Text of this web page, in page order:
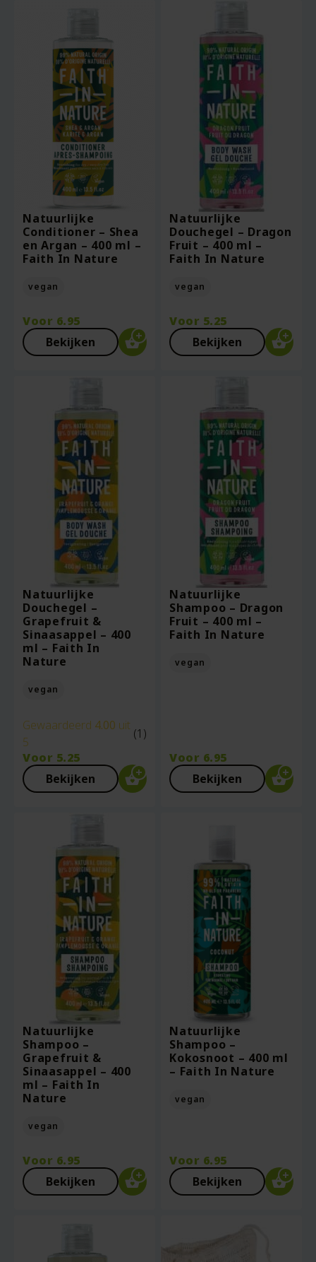
Natuurlijke
Conditioner – Shea
en Argan – 400 ml –
Faith In Nature
vegan
Voor 6.95
Bekijken
Natuurlijke
Douchegel – Dragon
Fruit – 400 ml –
Faith In Nature
vegan
Voor 5.25
Bekijken
Natuurlijke
Douchegel –
Grapefruit &
Sinaasappel – 400
ml – Faith In
Nature
vegan
Gewaardeerd 4.00 uit
5
(1)
Voor 5.25
Bekijken
Natuurlijke
Shampoo – Dragon
Fruit – 400 ml –
Faith In Nature
vegan
Voor 6.95
Bekijken
Natuurlijke
Shampoo –
Grapefruit &
Sinaasappel – 400
ml – Faith In
Nature
vegan
Voor 6.95
Bekijken
Natuurlijke
Shampoo –
Kokosnoot – 400 ml
– Faith In Nature
vegan
Voor 6.95
Bekijken